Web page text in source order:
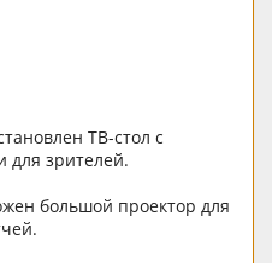
ТВ-стол с
для зрителей.
большой проектор для